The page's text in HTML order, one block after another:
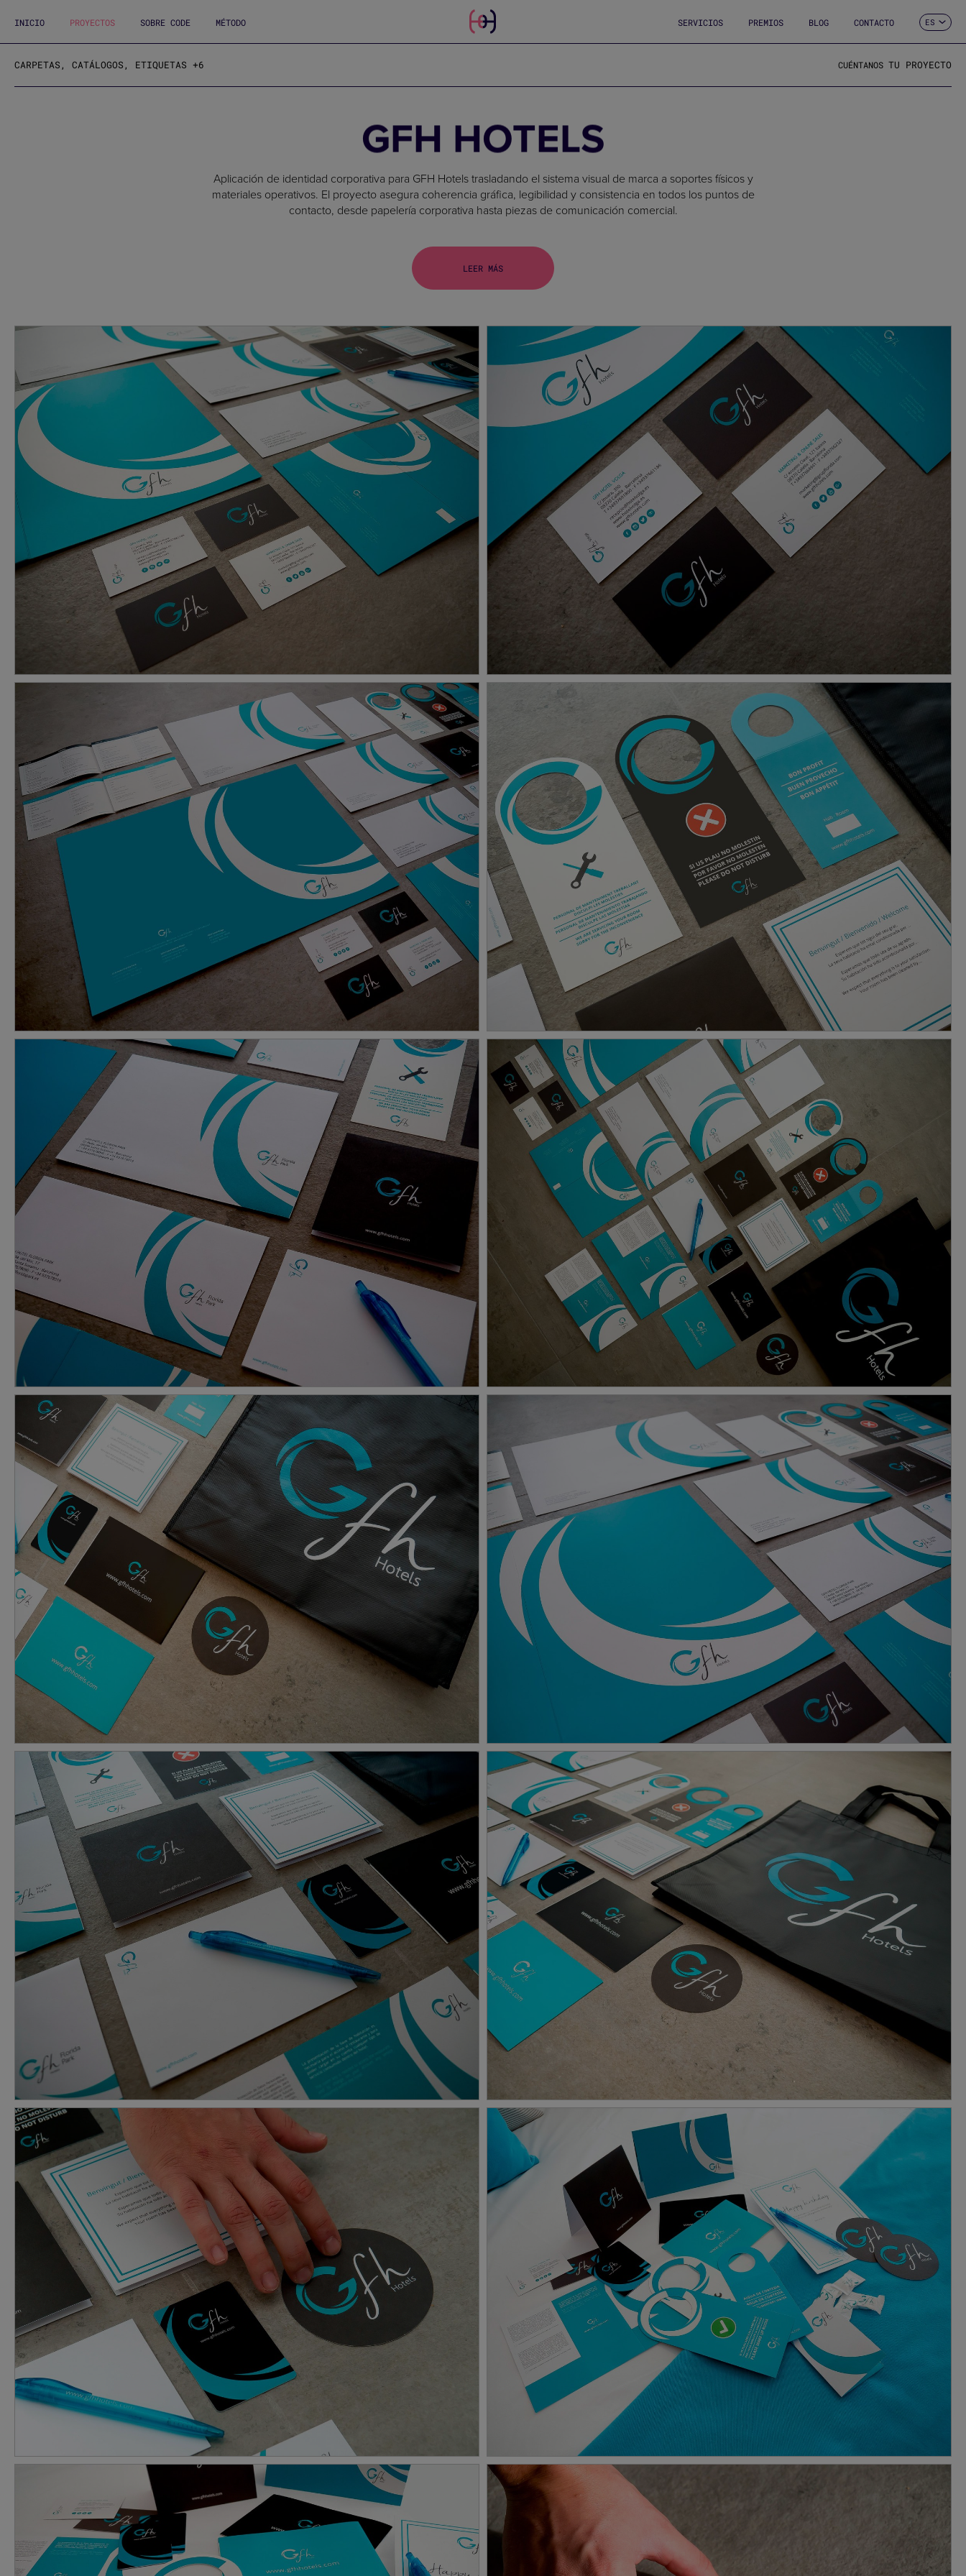
INICIO PROYECTOS SOBRE CODE MÉTODO SERVICIOS PREMIOS BLOG CONTACTO
ES
FR
IT
CARPETAS, CATÁLOGOS, ETIQUETAS +6 CUÉNTANOS TU PROYECTO
GFH HOTELS
Aplicación de identidad corporativa para GFH Hotels trasladando el sistema visual de marca a soportes físicos y
materiales operativos. El proyecto asegura coherencia gráfica, legibilidad y consistencia en todos los puntos de
contacto, desde papelería corporativa hasta piezas de comunicación comercial.
LEER MÁS